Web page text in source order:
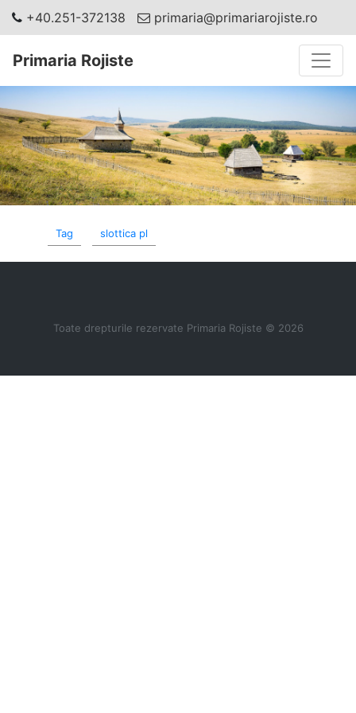
+40.251-372138 primaria@primariarojiste.ro
Primaria Rojiste
Tag slottica pl
Toate drepturile rezervate Primaria Rojiste © 2026